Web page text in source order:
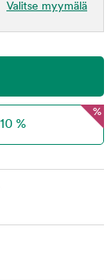
Valitse myymälä
%